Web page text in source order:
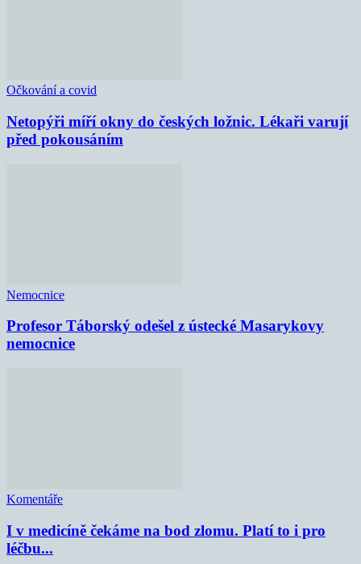
Očkování a covid
Netopýři míří okny do českých ložnic. Lékaři varují
před pokousáním
Nemocnice
Profesor Táborský odešel z ústecké Masarykovy
nemocnice
Komentáře
I v medicíně čekáme na bod zlomu. Platí to i pro
léčbu...